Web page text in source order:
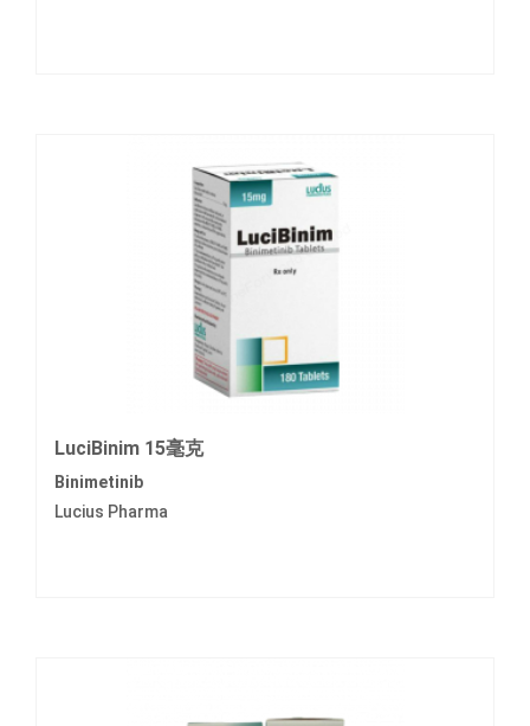
LuciBinim 15毫克
Binimetinib
Lucius Pharma